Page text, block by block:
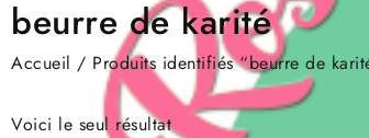
beurre de karité
Accueil / Produits identifiés “beurre de
Voici le seul résultat